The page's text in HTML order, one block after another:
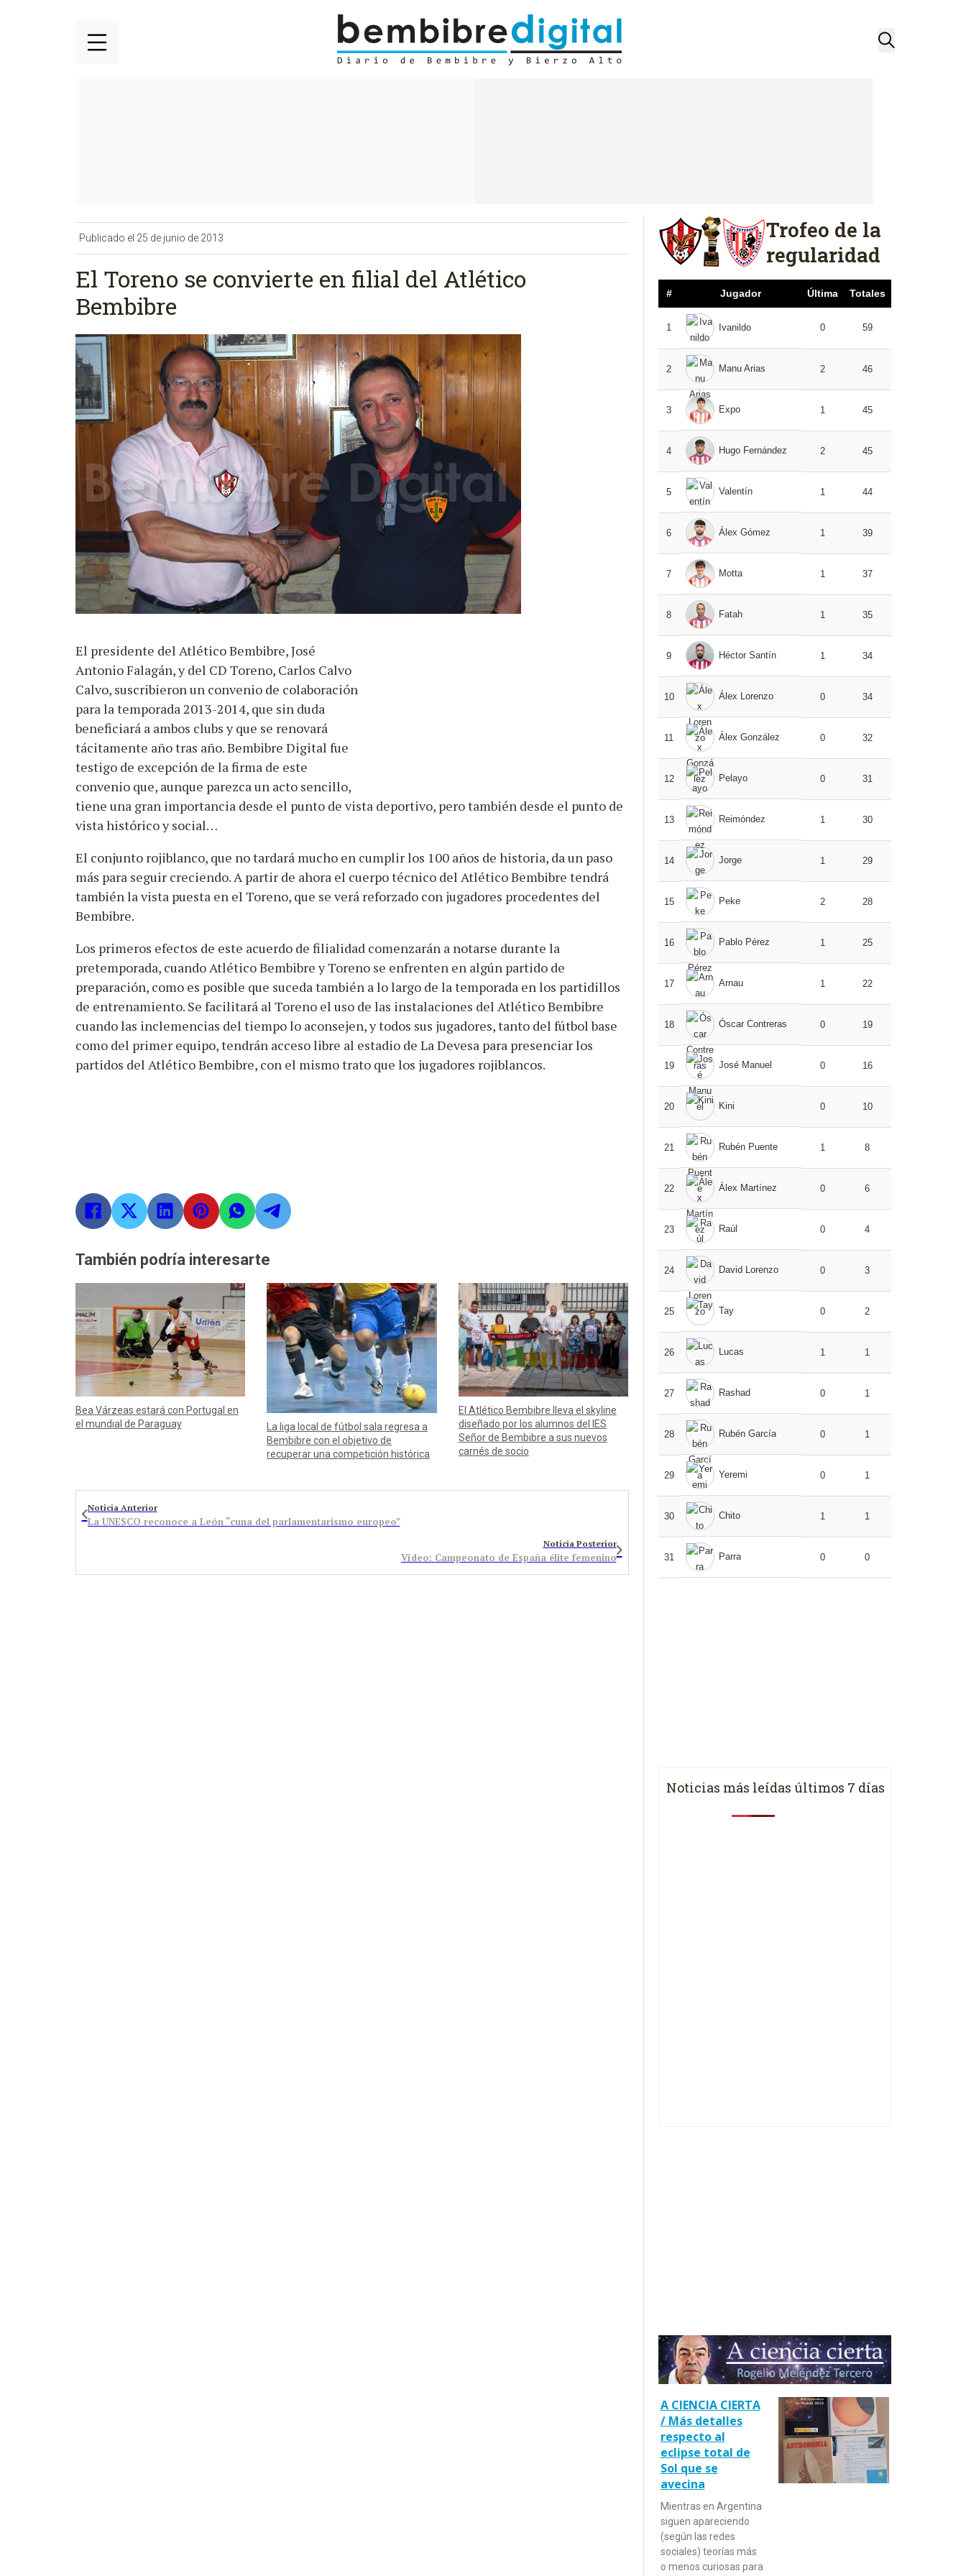
Publicado el 25 de junio de 2013
El Toreno se convierte en filial del Atlético
Bembibre
El presidente del Atlético Bembibre, José
Antonio Falagán, y del CD Toreno, Carlos Calvo
Calvo, suscribieron un convenio de colaboración
para la temporada 2013-2014, que sin duda
beneficiará a ambos clubs y que se renovará
tácitamente año tras año. Bembibre Digital fue
testigo de excepción de la firma de este
convenio que, aunque parezca un acto sencillo,
tiene una gran importancia desde el punto de vista deportivo, pero también desde el punto de
vista histórico y social…
El conjunto rojiblanco, que no tardará mucho en cumplir los 100 años de historia, da un paso
más para seguir creciendo. A partir de ahora el cuerpo técnico del Atlético Bembibre tendrá
también la vista puesta en el Toreno, que se verá reforzado con jugadores procedentes del
Bembibre.
Los primeros efectos de este acuerdo de filialidad comenzarán a notarse durante la
pretemporada, cuando Atlético Bembibre y Toreno se enfrenten en algún partido de
preparación, como es posible que suceda también a lo largo de la temporada en los partidillos
de entrenamiento. Se facilitará al Toreno el uso de las instalaciones del Atlético Bembibre
cuando las inclemencias del tiempo lo aconsejen, y todos sus jugadores, tanto del fútbol base
como del primer equipo, tendrán acceso libre al estadio de La Devesa para presenciar los
partidos del Atlético Bembibre, con el mismo trato que los jugadores rojiblancos.
También podría interesarte
Bea Várzeas estará con Portugal en
el mundial de Paraguay
La liga local de fútbol sala regresa a
Bembibre con el objetivo de
recuperar una competición histórica
El Atlético Bembibre lleva el skyline
diseñado por los alumnos del IES
Señor de Bembibre a sus nuevos
carnés de socio
Noticia Anterior
La UNESCO reconoce a León “cuna del parlamentarismo europeo”
Noticia Posterior
Vídeo: Campeonato de España élite femenino
Trofeo de la
regularidad
# Jugador Última Totales
1 Ivanildo 0 59
2 Manu Arias 2 46
3 Expo 1 45
4 Hugo Fernández 2 45
5 Valentín 1 44
6 Álex Gómez 1 39
7 Motta 1 37
8 Fatah 1 35
9 Héctor Santín 1 34
10 Álex Lorenzo 0 34
11 Álex González 0 32
12 Pelayo 0 31
13 Reimóndez 1 30
14 Jorge 1 29
15 Peke 2 28
16 Pablo Pérez 1 25
17 Arnau 1 22
18 Óscar Contreras 0 19
19 José Manuel 0 16
20 Kini 0 10
21 Rubén Puente 1 8
22 Álex Martínez 0 6
23 Raúl 0 4
24 David Lorenzo 0 3
25 Tay 0 2
26 Lucas 1 1
27 Rashad 0 1
28 Rubén García 0 1
29 Yeremi 0 1
30 Chito 1 1
31 Parra 0 0
Noticias más leídas últimos 7 días
A CIENCIA CIERTA
/ Más detalles
respecto al
eclipse total de
Sol que se
avecina
Mientras en Argentina
siguen apareciendo
(según las redes
sociales) teorías más
o menos curiosas para